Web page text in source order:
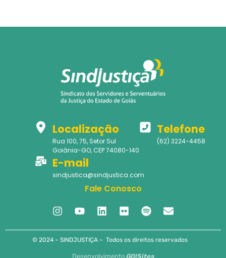
Localização
Rua 100, 75, Setor Sul
Goiânia-GO, CEP 74080-140
Telefone
(62) 3224-4458
E-mail
sindjustica@sindjustica.com
Fale Conosco
© 2024 – SINDJUSTIÇA – Todos os direitos reservados
Desenvolvimento GO!Sites